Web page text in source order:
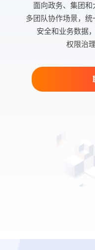
面向政务、集团和
多团队协作场景，统
安全和业务数据
权限治